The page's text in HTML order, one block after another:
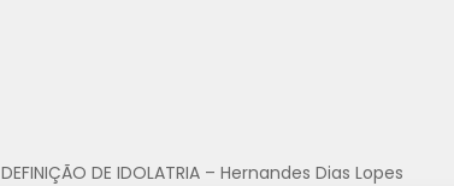
DEFINIÇÃO DE IDOLATRIA – Hernandes Dias Lopes